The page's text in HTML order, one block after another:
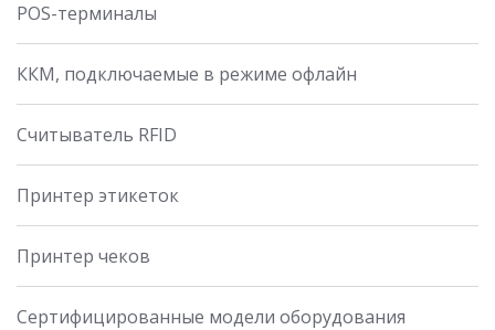
POS-терминалы
ККМ, подключаемые в режиме офлайн
Считыватель RFID
Принтер этикеток
Принтер чеков
Сертифицированные модели оборудования